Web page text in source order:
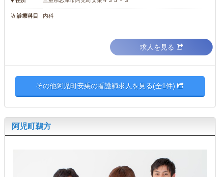
診療科目 内科
求人を見る
その他阿児町安乗の看護師求人を見る(全1件)
阿児町鵜方